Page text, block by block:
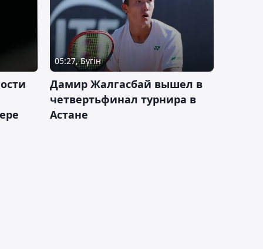
05:27, Бүгін
Дамир Жалгасбай вышел в
четвертьфинал турнира в
Астане